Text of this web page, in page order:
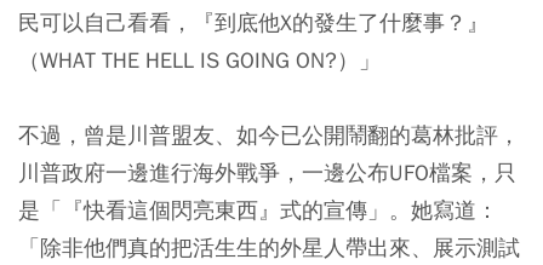
民可以自己看看，『到底他X的發生了什麼事？』
（WHAT THE HELL IS GOING ON?）」
不過，曾是川普盟友、如今已公開鬧翻的葛林批評，
川普政府一邊進行海外戰爭，一邊公布UFO檔案，只
是「『快看這個閃亮東西』式的宣傳」。她寫道：
「除非他們真的把活生生的外星人帶出來、展示測試